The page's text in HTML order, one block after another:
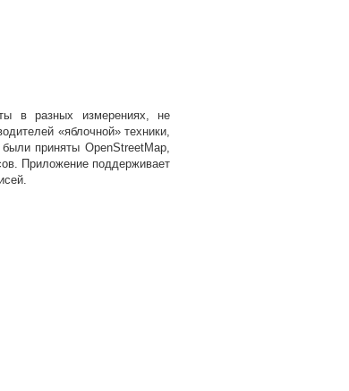
в разных измерениях, не
«яблочной» техники,
приняты OpenStreetMap,
Приложение поддерживает